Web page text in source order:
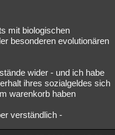
Literatur
Gaming Filme
mit biologischen
besonderen evolutionären
wider - und ich habe
ihres sozialgeldes sich
warenkorb haben
verständlich -